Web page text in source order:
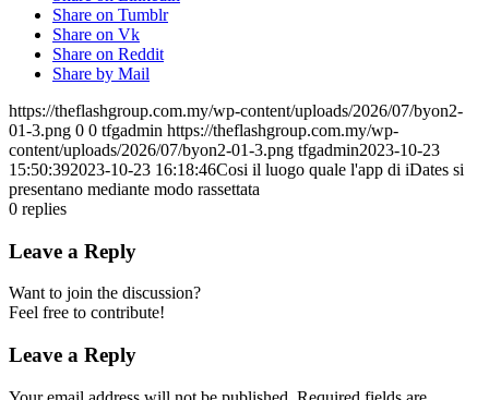
Share on Tumblr
Share on Vk
Share on Reddit
Share by Mail
https://theflashgroup.com.my/wp-content/uploads/2026/07/byon2-
01-3.png 0 0 tfgadmin https://theflashgroup.com.my/wp-
content/uploads/2026/07/byon2-01-3.png tfgadmin2023-10-23
15:50:392023-10-23 16:18:46Cosi il luogo quale l'app di iDates si
presentano mediante modo rassettata
0 replies
Leave a Reply
Want to join the discussion?
Feel free to contribute!
Leave a Reply